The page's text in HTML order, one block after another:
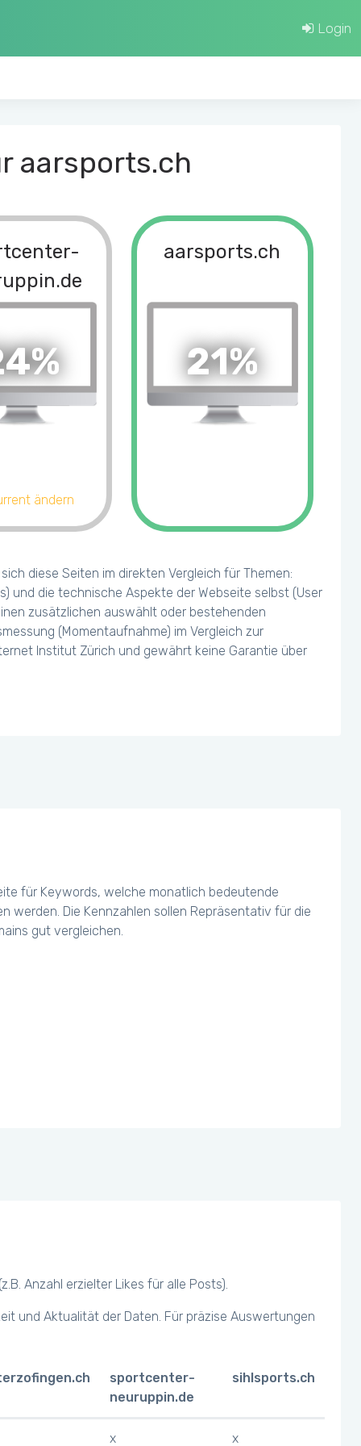
Login
aarsports.ch
ändern
aarsports.ch
21%
diese Seiten im direkten Vergleich für Themen:
und die technische Aspekte der Webseite selbst (User
zusätzlichen auswählt oder bestehenden
(Momentaufnahme) im Vergleich zur
Institut Zürich und gewährt keine Garantie über
für Keywords, welche monatlich bedeutende
werden. Die Kennzahlen sollen Repräsentativ für die
gut vergleichen.
Anzahl erzielter Likes für alle Posts).
und Aktualität der Daten. Für präzise Auswertungen
sportcenter-
neuruppin.de
sihlsports.ch
x x